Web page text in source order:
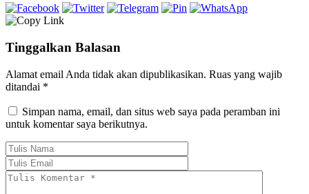
Tinggalkan Balasan
Alamat email Anda tidak akan dipublikasikan. Ruas yang wajib
ditandai *
Simpan nama, email, dan situs web saya pada peramban ini
untuk komentar saya berikutnya.